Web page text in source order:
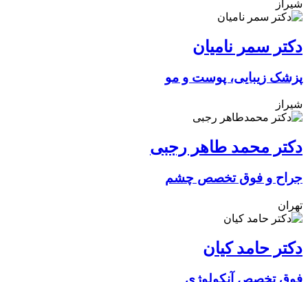
شیراز
دکتر سمر نامیان
پزشک زیبایی، پوست و مو
شیراز
دکتر محمد طاهر رجبی
جراح و فوق تخصص چشم
تهران
دکتر حامد کیان
فوق تخصص آنکولوژی